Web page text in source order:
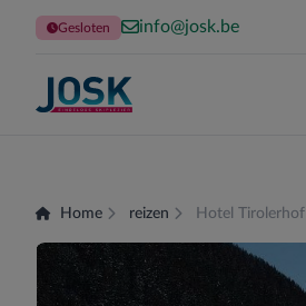
Gesloten info@josk.be
Terug naar de homepage
Home reizen Hotel Tirolerhof